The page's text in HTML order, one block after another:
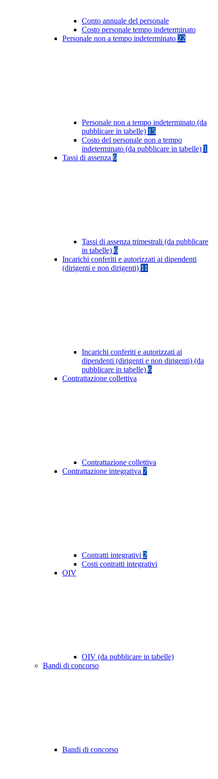
Conto annuale del personale
Costo personale tempo indeterminato
Personale non a tempo indeterminato 22
Personale non a tempo indeterminato (da
pubblicare in tabelle) 15
Costo del personale non a tempo
indeterminato (da pubblicare in tabelle) 1
Tassi di assenza 6
Tassi di assenza trimestrali (da pubblicare
in tabelle) 6
Incarichi conferiti e autorizzati ai dipendenti
(dirigenti e non dirigenti) 11
Incarichi conferiti e autorizzati ai
dipendenti (dirigenti e non dirigenti) (da
pubblicare in tabelle) 6
Contrattazione collettiva
Contrattazione collettiva
Contrattazione integrativa 7
Contratti integrativi 2
Costi contratti integrativi
OIV
OIV (da pubblicare in tabelle)
Bandi di concorso
Bandi di concorso